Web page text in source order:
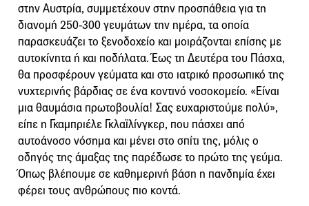
στην Αυστρία, συμμετέχουν στην προσπάθεια για τη
διανομή 250-300 γευμάτων την ημέρα, τα οποία
παρασκευάζει το ξενοδοχείο και μοιράζονται επίσης με
αυτοκίνητα ή και ποδήλατα. Έως τη Δευτέρα του Πάσχα,
θα προσφέρουν γεύματα και στο ιατρικό προσωπικό της
νυχτερινής βάρδιας σε ένα κοντινό νοσοκομείο. «Είναι
μια θαυμάσια πρωτοβουλία! Σας ευχαριστούμε πολύ»,
είπε η Γκαμπριέλε Γκλαϊλίνγκερ, που πάσχει από
αυτοάνοσο νόσημα και μένει στο σπίτι της, μόλις ο
οδηγός της άμαξας της παρέδωσε το πρώτο της γεύμα.
Όπως βλέπουμε σε καθημερινή βάση η πανδημία έχει
φέρει τους ανθρώπους πιο κοντά.